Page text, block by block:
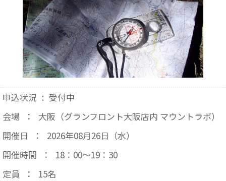
申込状況 : 受付中
会場
：
大阪（グランフロント大阪店内 マウントラボ）
開催日
：
2026年08月26日（水）
開催時間
：
18：00～19：30
定員
：
15名